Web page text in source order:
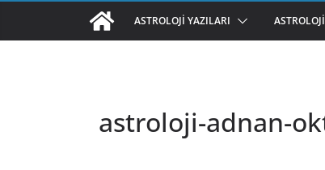
ASTROLOJI YAZILARI
astroloji-adnan-